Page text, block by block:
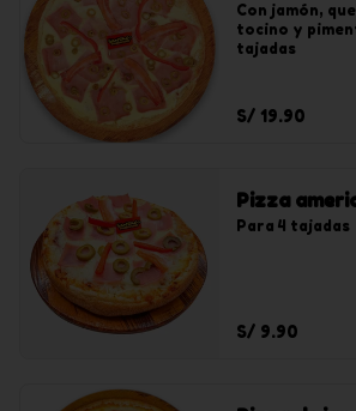
Con jamón,
tocino y
tajadas
S/ 19.90
Pizza
Para 4 tajadas
S/ 9.90